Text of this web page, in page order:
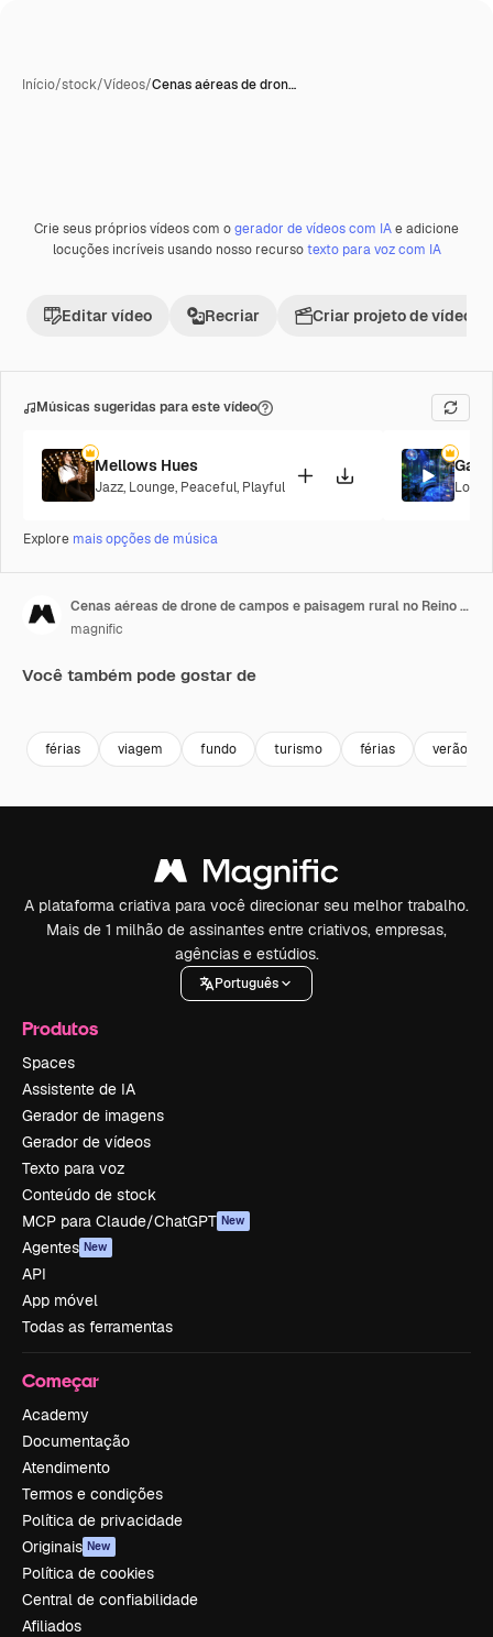
Início/stock/Vídeos/Cenas aéreas de dron…
Crie seus próprios vídeos com ogerador de vídeos com IAe adicione
locuções incríveis usando nosso recursotexto para voz com IA
Editar vídeo Recriar Criar projeto de vídeo
Músicas sugeridas para este vídeo
Mellows Hues
Jazz, Lounge, Peaceful, Playful
Explore mais opções de música
Cenas aéreas de drone de campos e paisagem rural no Reino Unido com gráfico exibindo Reino Unido
magnific
Você também pode gostar de
férias viagem fundo turismo férias verão
A plataforma criativa para você direcionar seu melhor trabalho.
Mais de 1 milhão de assinantes entre criativos, empresas,
agências e estúdios.
Português
Produtos
Spaces
Assistente de IA
Gerador de imagens
Gerador de vídeos
Texto para voz
Conteúdo de stock
MCP para Claude/ChatGPT New
Agentes New
API
App móvel
Todas as ferramentas
Começar
Academy
Documentação
Atendimento
Termos e condições
Política de privacidade
Originais New
Política de cookies
Central de confiabilidade
Afiliados